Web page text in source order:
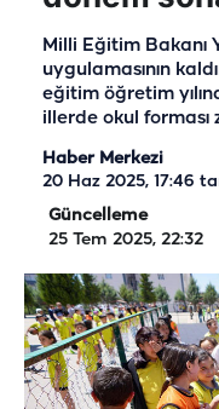
Milli Eğitim Bakanı
uygulamasının
eğitim öğretim
illerde okul forması
Haber Merkezi
20 Haz 2025, 17:46
Güncelleme
25 Tem 2025, 22:32